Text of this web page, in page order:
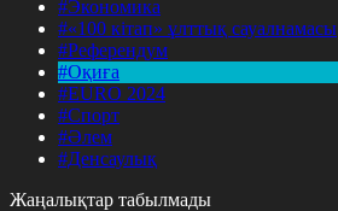
#Экономика
#«100 кітап» ұлттық сауалнамасы
#Референдум
#Оқиға
#EURO 2024
#Спорт
#Әлем
#Денсаулық
Жаңалықтар табылмады